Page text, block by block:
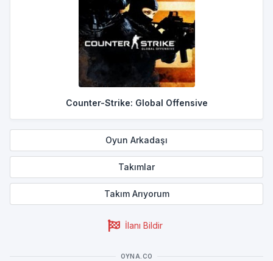
Counter-Strike: Global Offensive
Oyun Arkadaşı
Takımlar
Takım Arıyorum
İlanı Bildir
OYNA.CO